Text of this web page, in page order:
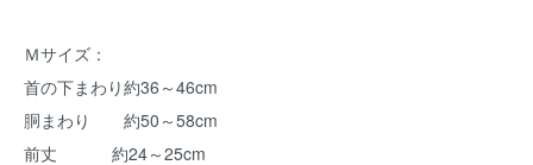
Ｍサイズ：
首の下まわり約36～46cm
胴まわり 約50～58cm
前丈 約24～25cm